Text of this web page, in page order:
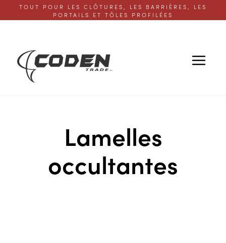
TOUT POUR LES CLÔTURES, LES BARRIÈRES, LES
PORTAILS ET TÔLES PROFILÉES
Lamelles
occultantes